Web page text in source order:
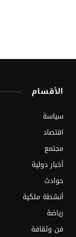
الأقسام
سياسة
اقتصاد
مجتمع
أخبار دولية
حوادث
أنشطة ملكية
رياضة
فن وثقافة